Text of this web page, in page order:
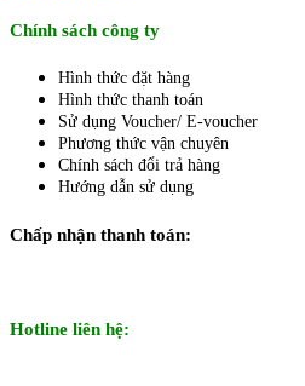
Chính sách công ty
Hình thức đặt hàng
Hình thức thanh toán
Sử dụng Voucher/ E-voucher
Phương thức vận chuyên
Chính sách đổi trả hàng
Hướng dẫn sử dụng
Chấp nhận thanh toán:
Hotline liên hệ: